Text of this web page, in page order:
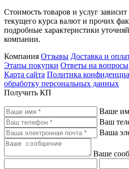
Стоимость товаров и услуг
текущего курса валют и прочих
подробные характеристики
компании.
Компания Отзывы Доставка и
Этапы покупки Ответы на вопросы
Карта сайта Политика
обработку персональных данных
Получить КП
Ваше
Ваш
Ваша
Ваше